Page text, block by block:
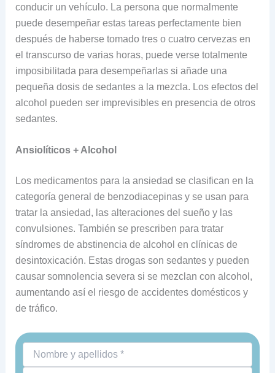
conducir un vehículo. La persona que normalmente
puede desempeñar estas tareas perfectamente bien
después de haberse tomado tres o cuatro cervezas en
el transcurso de varias horas, puede verse totalmente
imposibilitada para desempeñarlas si añade una
pequeña dosis de sedantes a la mezcla. Los efectos del
alcohol pueden ser imprevisibles en presencia de otros
sedantes.
Ansiolíticos + Alcohol
Los medicamentos para la ansiedad se clasifican en la
categoría general de benzodiacepinas y se usan para
tratar la ansiedad, las alteraciones del sueño y las
convulsiones. También se prescriben para tratar
síndromes de abstinencia de alcohol en clínicas de
desintoxicación. Estas drogas son sedantes y pueden
causar somnolencia severa si se mezclan con alcohol,
aumentando así el riesgo de accidentes domésticos y
de tráfico.